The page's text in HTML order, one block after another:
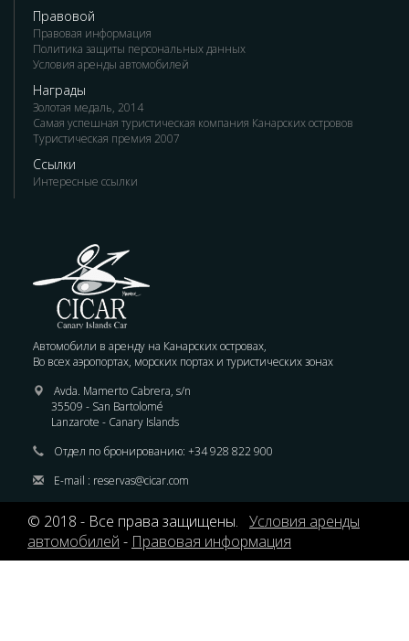
Правовой
Правовая информация
Политика защиты персональных данных
Условия аренды автомобилей
Награды
Золотая медаль, 2014
Самая успешная туристическая компания Канарских островов
Туристическая премия 2007
Ссылки
Интересные ссылки
Автомобили в аренду на Канарских островах,
Во всех аэропортах, морских портах и туристических зонах
Avda. Mamerto Cabrera, s/n
35509 - San Bartolomé
Lanzarote - Canary Islands
Отдел по бронированию: +34 928 822 900
E-mail : reservas@cicar.com
© 2018 - Все права защищены. Условия аренды
автомобилей - Правовая информация